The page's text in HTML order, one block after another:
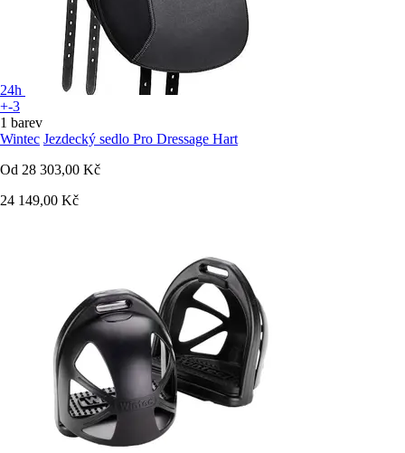
24h
+-3
1 barev
Wintec Jezdecký sedlo Pro Dressage Hart
Od 28 303,00 Kč
24 149,00 Kč